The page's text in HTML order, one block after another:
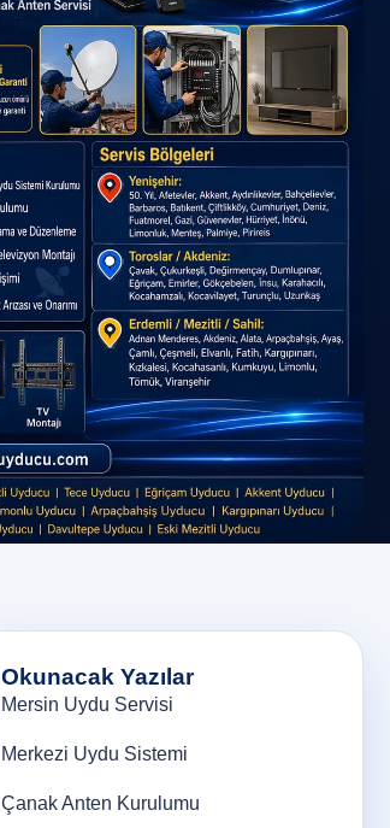
Okunacak Yazılar
Mersin Uydu Servisi
Merkezi Uydu Sistemi
Çanak Anten Kurulumu